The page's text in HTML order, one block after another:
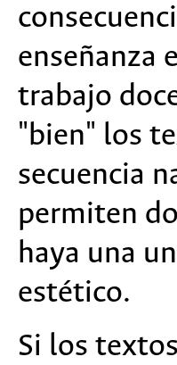
enseñanza
trabajo
"bien" los
secuencia
permiten
haya una
estético.
Si los